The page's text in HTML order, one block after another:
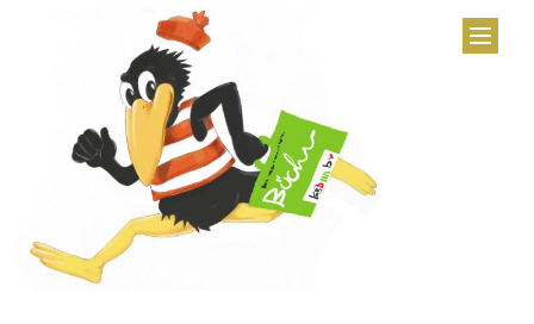
Zum Inhalt springen